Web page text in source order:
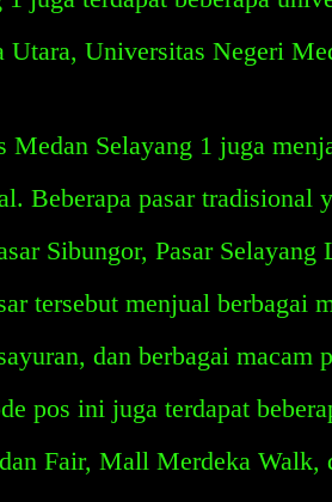
Utara, Universitas Negeri
Medan Selayang 1 juga
Beberapa pasar tradisional
Sibungor, Pasar
tersebut menjual berbagai
dan berbagai
pos ini juga terdapat
Fair, Mall Merdeka Walk,